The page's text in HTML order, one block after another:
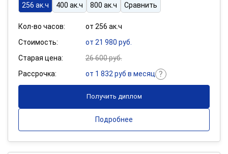
256 ак.ч
400 ак.ч 800 ак.ч Сравнить
Кол-во часов:
от 256 ак.ч
Стоимость:
от 21 980 руб.
Старая цена:
26 600 руб.
Рассрочка:
от 1 832 руб в месяц
Получить диплом
Подробнее